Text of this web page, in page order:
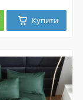
Купити